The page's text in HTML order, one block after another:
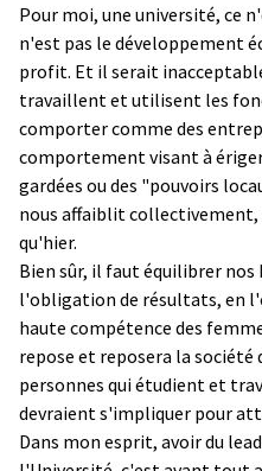
Pour moi, une université, ce
n'est pas le développement
profit. Et il serait
travaillent et utilisent les
comporter comme des
comportement visant à
gardées ou des "pouvoirs
nous affaiblit
qu'hier.
Bien sûr, il faut équilibrer nos
l'obligation de résultats, en
haute compétence des
repose et reposera la société
personnes qui étudient et
devraient s'impliquer pour
Dans mon esprit, avoir du